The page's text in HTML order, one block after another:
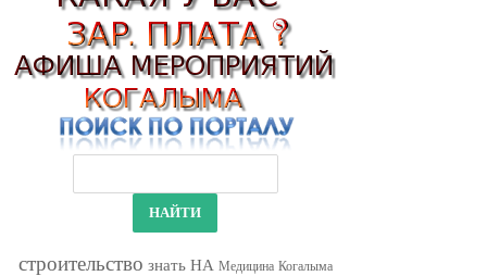
строительство знать НА Медицина Когалыма